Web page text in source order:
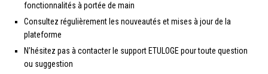
fonctionnalités à portée de main
Consultez régulièrement les nouveautés et mises à jour de la
plateforme
N’hésitez pas à contacter le support ETULOGE pour toute question
ou suggestion